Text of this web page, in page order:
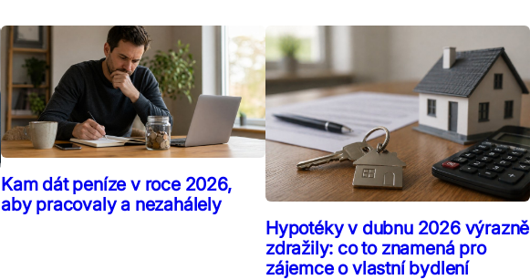
Kam dát peníze v roce 2026,
aby pracovaly a nezahálely
Hypotéky v dubnu 2026 výrazně
zdražily: co to znamená pro
zájemce o vlastní bydlení